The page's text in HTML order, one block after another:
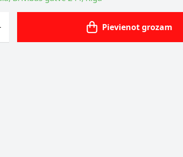
Pievienot grozam